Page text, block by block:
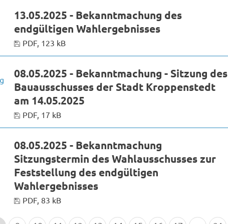
13.05.2025 - Bekanntmachung des
endgültigen Wahlergebnisses
PDF, 123 kB
08.05.2025 - Bekanntmachung - Sitzung des
Bauausschusses der Stadt Kroppenstedt
am 14.05.2025
PDF, 17 kB
08.05.2025 - Bekanntmachung
Sitzungstermin des Wahlausschusses zur
Feststellung des endgültigen
Wahlergebnisses
PDF, 83 kB